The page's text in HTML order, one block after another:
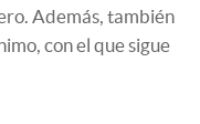
Además, también
con el que sigue